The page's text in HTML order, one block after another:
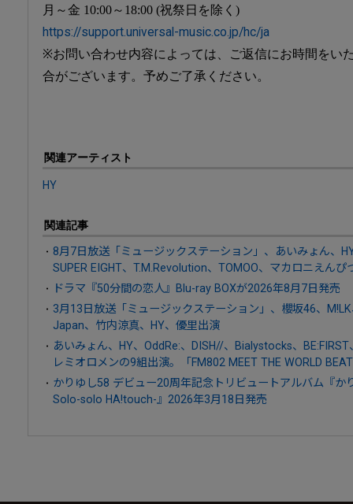
月～金 10:00～18:00 (祝祭日を除く)
https://support.universal-music.co.jp/hc/ja
※お問い合わせ内容によっては、ご返信にお時間をい
合がございます。予めご了承ください。
関連アーティスト
HY
関連記事
8月7日放送「ミュージックステーション」、あいみょん、
SUPER EIGHT、T.M.Revolution、TOMOO、マカロニえんぴ
ドラマ『50分間の恋人』Blu-ray BOXが2026年8月7日発売
3月13日放送「ミュージックステーション」、櫻坂46、M!LK
Japan、竹内涼真、HY、優里出演
あいみょん、HY、OddRe:、DISH//、Bialystocks、
レミオロメンの9組出演。「FM802 MEET THE WORLD
かりゆし58 デビュー20周年記念トリビュートアルバム『か
Solo-solo HA!touch-』2026年3月18日発売